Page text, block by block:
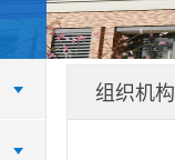
组织机构